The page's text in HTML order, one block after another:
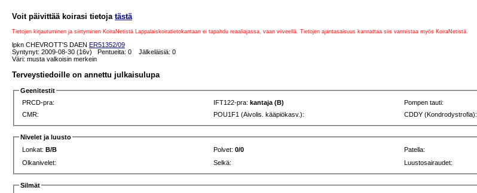
Voit päivittää koirasi tietoja tästä
Tietojen kirjautuminen ja siirtyminen KoiraNetistä Lappalaiskoiratietokantaan ei tapahdu reaaliajassa, vaan viiveellä. Tietojen ajantasaisuus kannattaa siis varmistaa myös KoiraNetistä.
lpkn CHEVROTT'S DAEN ER51352/09
Syntynyt: 2009-08-30 (16v) Pentueita: 0 Jälkeläisiä: 0
Väri: musta valkoisin merkein
Terveystiedoille on annettu julkaisulupa
Geenitestit
PRCD-pra:
IFT122-pra: kantaja (B) Pompen tauti:
CMR:
POU1F1 (Aivolis. kääpiökasv.): CDDY (Kondrodystrofia):
Nivelet ja luusto
Lonkat:B/B Polvet:0/0 Patella:
Olkanivelet:
Selkä: Luustosairaudet:
Silmät